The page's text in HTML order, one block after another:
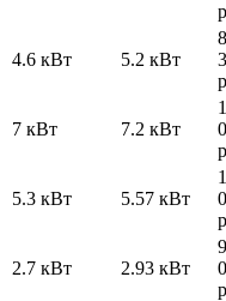
4.6 кВт 5.2 кВт
7 кВт 7.2 кВт
5.3 кВт 5.57 кВт
2.7 кВт 2.93 кВт